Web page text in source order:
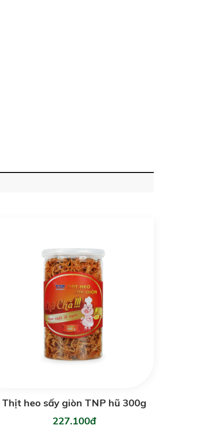
Thịt heo sấy giòn TNP hũ 300g
227.100đ